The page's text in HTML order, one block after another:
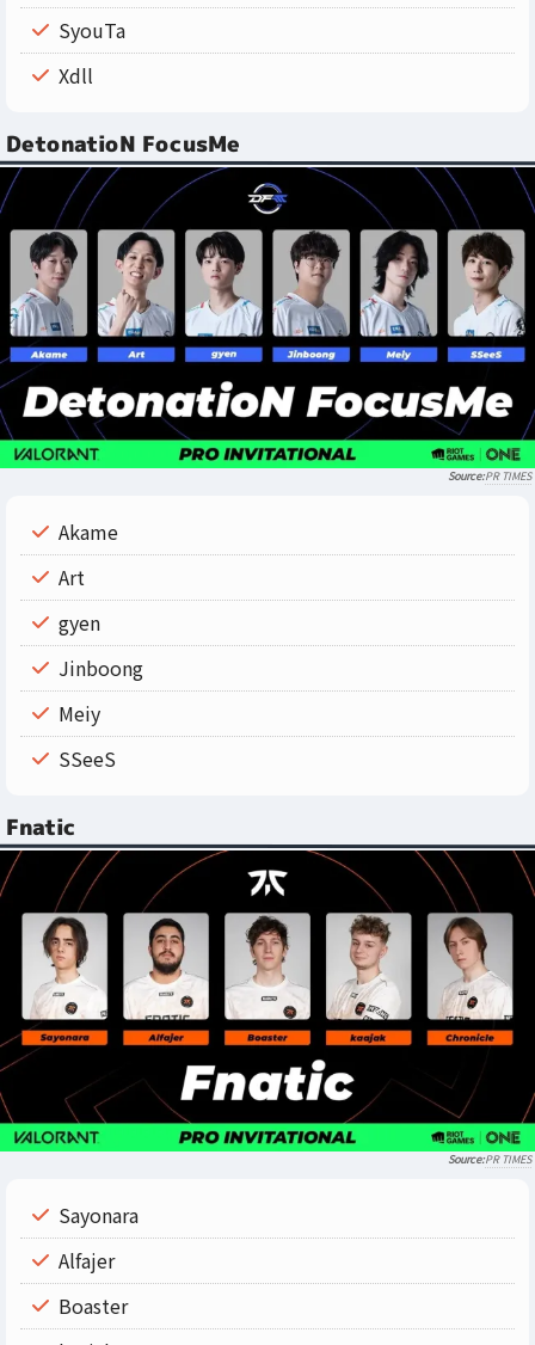
SyouTa
Xdll
DetonatioN FocusMe
PR TIMES
Akame
Art
gyen
Jinboong
Meiy
SSeeS
Fnatic
PR TIMES
Sayonara
Alfajer
Boaster